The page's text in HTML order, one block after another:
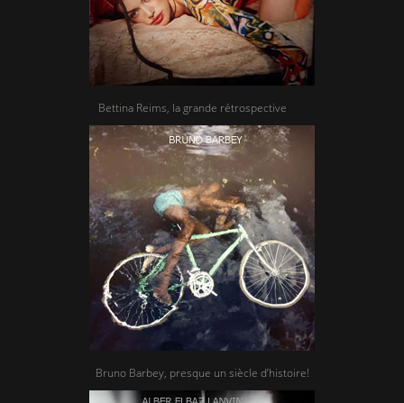
Bettina Reims, la grande rétrospective
Bruno Barbey, presque un siècle d’histoire!